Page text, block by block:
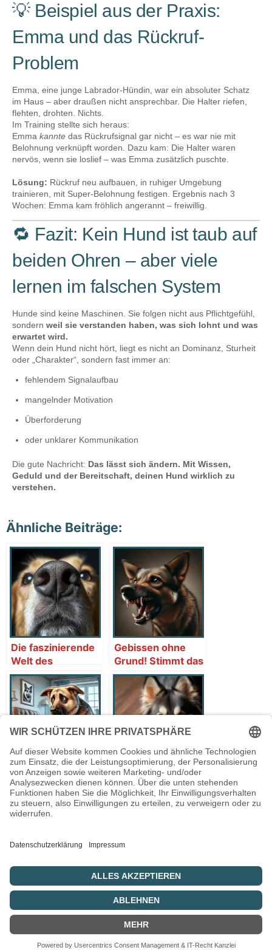
💡 Beispiel aus der Praxis:
Emma und das Rückruf-
Problem
Emma, eine junge Labrador-Hündin, war ein absoluter Schatz
im Haus – aber draußen nicht ansprechbar. Die Halter riefen,
flehten, drohten. Nichts.
Im Training stellte sich heraus:
Emma kannte das Rückrufsignal gar nicht – es war nie mit
Belohnung verknüpft worden. Dazu kam: Die Halter waren
nervös, wenn sie loslief – was Emma zusätzlich puschte.
Lösung: Rückruf neu aufbauen, in ruhiger Umgebung
trainieren, mit Super-Belohnung festigen. Ergebnis nach 3
Wochen: Emma kam fröhlich angerannt – freiwillig.
🔁 Fazit: Kein Hund ist taub auf
beiden Ohren – aber viele
lernen im falschen System
Hunde sind keine Maschinen. Sie folgen nicht aus Pflichtgefühl,
sondern weil sie verstanden haben, was sich lohnt und was
erwartet wird.
Wenn dein Hund nicht hört, liegt es nicht an Dominanz, Sturheit
oder „Charakter“, sondern fast immer an:
fehlendem Signalaufbau
mangelnder Motivation
Überforderung
oder unklarer Kommunikation
Die gute Nachricht: Das lässt sich ändern. Mit Wissen,
Geduld und der Bereitschaft, deinen Hund wirklich zu
verstehen.
Ähnliche Beiträge:
Die faszinierende
Welt des
Hundegeruchssinns
Gebissen ohne
Grund! Stimmt das
wirklich?
Verhaltensprobleme
bei Hunden wegen
Vernachlässigung
und
Auslastung
Grund-, Sozial-,
und
Sicherheitsbedürfnisse
Datenschutzerklärung
Impressum
© 2026 Wuff-Ontour Gassi-Service &
Hundetraining